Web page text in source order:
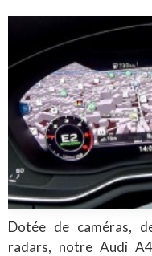
Dotée de caméras,
radars, notre Audi